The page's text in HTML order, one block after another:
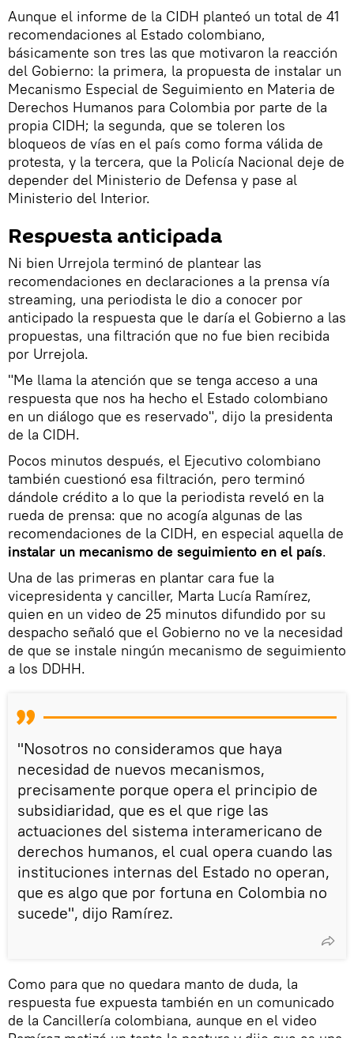
Aunque el informe de la CIDH planteó un total de 41
recomendaciones al Estado colombiano,
básicamente son tres las que motivaron la reacción
del Gobierno: la primera, la propuesta de instalar un
Mecanismo Especial de Seguimiento en Materia de
Derechos Humanos para Colombia por parte de la
propia CIDH; la segunda, que se toleren los
bloqueos de vías en el país como forma válida de
protesta, y la tercera, que la Policía Nacional deje de
depender del Ministerio de Defensa y pase al
Ministerio del Interior.
Respuesta anticipada
Ni bien Urrejola terminó de plantear las
recomendaciones en declaraciones a la prensa vía
streaming, una periodista le dio a conocer por
anticipado la respuesta que le daría el Gobierno a las
propuestas, una filtración que no fue bien recibida
por Urrejola.
"Me llama la atención que se tenga acceso a una
respuesta que nos ha hecho el Estado colombiano
en un diálogo que es reservado", dijo la presidenta
de la CIDH.
Pocos minutos después, el Ejecutivo colombiano
también cuestionó esa filtración, pero terminó
dándole crédito a lo que la periodista reveló en la
rueda de prensa: que no acogía algunas de las
recomendaciones de la CIDH, en especial aquella de
instalar un mecanismo de seguimiento en el país.
Una de las primeras en plantar cara fue la
vicepresidenta y canciller, Marta Lucía Ramírez,
quien en un video de 25 minutos difundido por su
despacho señaló que el Gobierno no ve la necesidad
de que se instale ningún mecanismo de seguimiento
a los DDHH.
"Nosotros no consideramos que haya
necesidad de nuevos mecanismos,
precisamente porque opera el principio de
subsidiaridad, que es el que rige las
actuaciones del sistema interamericano de
derechos humanos, el cual opera cuando las
instituciones internas del Estado no operan,
que es algo que por fortuna en Colombia no
sucede", dijo Ramírez.
Como para que no quedara manto de duda, la
respuesta fue expuesta también en un comunicado
de la Cancillería colombiana, aunque en el video